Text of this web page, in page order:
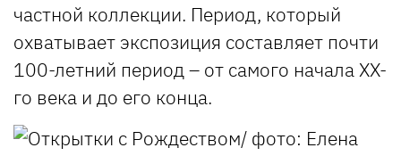
частной коллекции. Период, который
охватывает экспозиция составляет почти
100-летний период – от самого начала ХХ-
го века и до его конца.